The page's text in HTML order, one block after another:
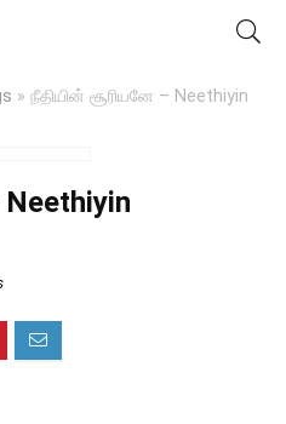
» நீதியின் சூரியனே – Neethiyin
Neethiyin